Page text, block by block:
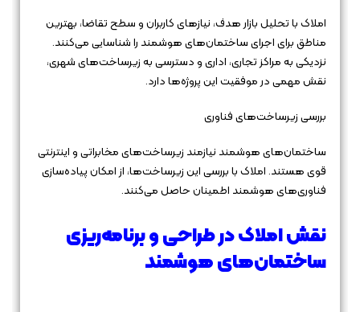
املاک با تحلیل بازار هدف، نیازهای کاربران و سطح تقاضا، بهترین
مناطق برای اجرای ساختمان‌های هوشمند را شناسایی می‌کنند.
نزدیکی به مراکز تجاری، اداری و دسترسی به زیرساخت‌های شهری،
نقش مهمی در موفقیت این پروژه‌ها دارد.
بررسی زیرساخت‌های فناوری
ساختمان‌های هوشمند نیازمند زیرساخت‌های مخابراتی و اینترنتی
قوی هستند. املاک با بررسی این زیرساخت‌ها، از امکان پیاده‌سازی
فناوری‌های هوشمند اطمینان حاصل می‌کنند.
نقش املاک در طراحی و برنامه‌ریزی
ساختمان‌های هوشمند